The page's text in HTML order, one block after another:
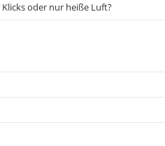
oder nur heiße Luft?